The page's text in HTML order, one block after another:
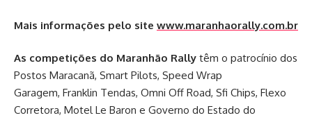
Mais informações pelo site www.maranhaorally.com.br
As competições do Maranhão Rally têm o patrocínio dos
Postos Maracanã, Smart Pilots, Speed Wrap
Garagem, Franklin Tendas, Omni Off Road, Sfi Chips, Flexo
Corretora, Motel Le Baron e Governo do Estado do